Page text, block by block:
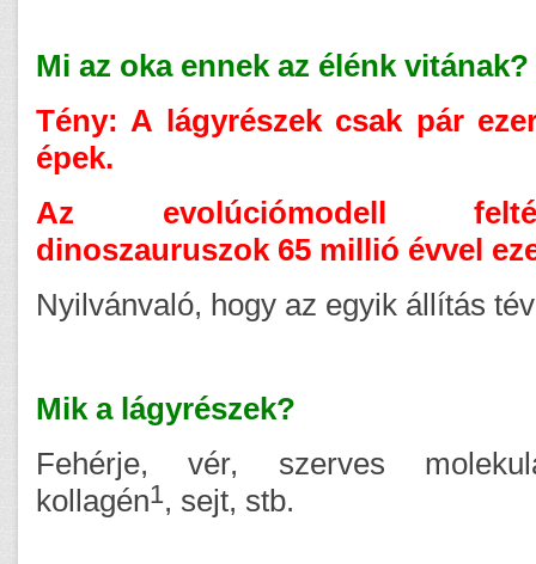
Mi az oka ennek az élénk vitának?
Tény: A lágyrészek csak pár
épek.
Az evolúciómodell
dinoszauruszok 65 millió évvel
Nyilvánvaló, hogy az egyik állítás
Mik a lágyrészek?
Fehérje, vér, szerves
kollagén1, sejt, stb.